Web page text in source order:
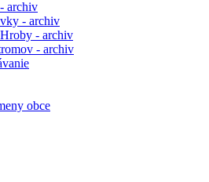
archiv
- archiv
- archiv
- archiv
obce